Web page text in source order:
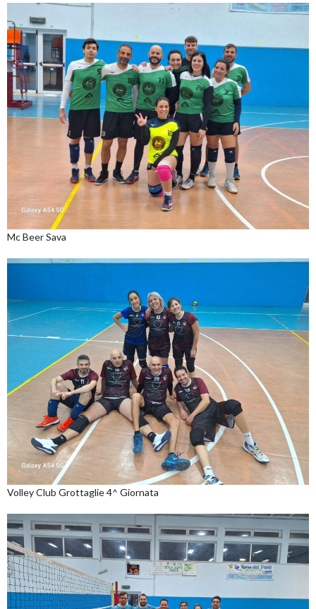
Mc Beer Sava
Volley Club Grottaglie 4^ Giornata